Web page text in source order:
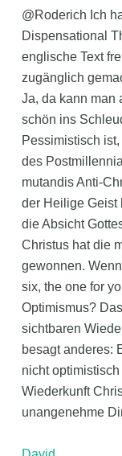
@Roderich Ich
Dispensational
englische Text
zugänglich
Ja, da kann man
schön ins
Pessimistisch
des
mutandis Anti-
der Heilige Geist
die Absicht
Christus hat die
gewonnen.
six, the one for
Optimismus?
sichtbaren
besagt anderes:
nicht
Wiederkunft
unangenehme